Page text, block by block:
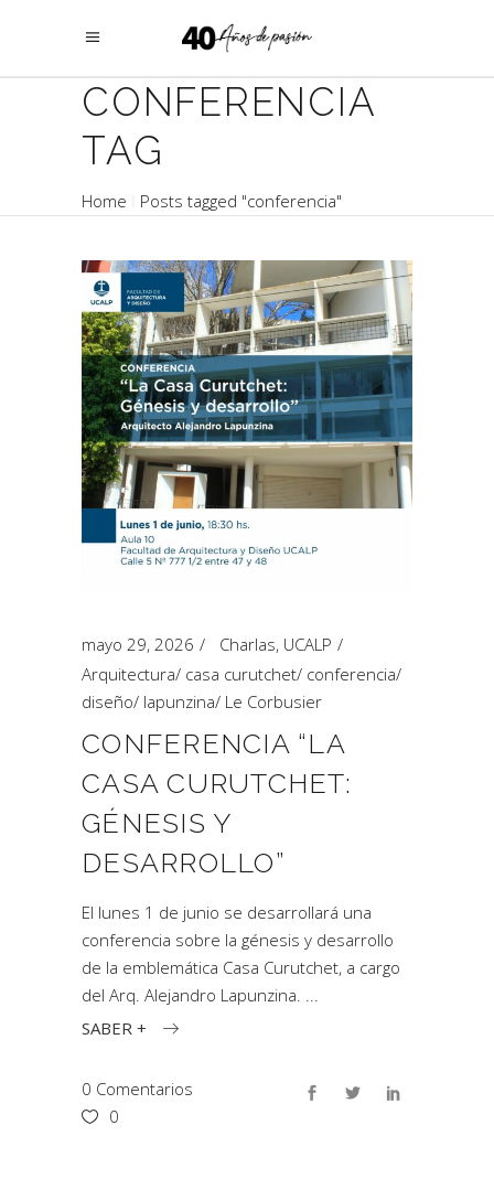
CONFERENCIA
TAG
Home Posts tagged "conferencia"
mayo 29, 2026 Charlas, UCALP
Arquitectura/ casa curutchet/ conferencia/
diseño/ lapunzina/ Le Corbusier
CONFERENCIA “LA
CASA CURUTCHET:
GÉNESIS Y
DESARROLLO”
El lunes 1 de junio se desarrollará una
conferencia sobre la génesis y desarrollo
de la emblemática Casa Curutchet, a cargo
del Arq. Alejandro Lapunzina.
SABER +
0 Comentarios
0